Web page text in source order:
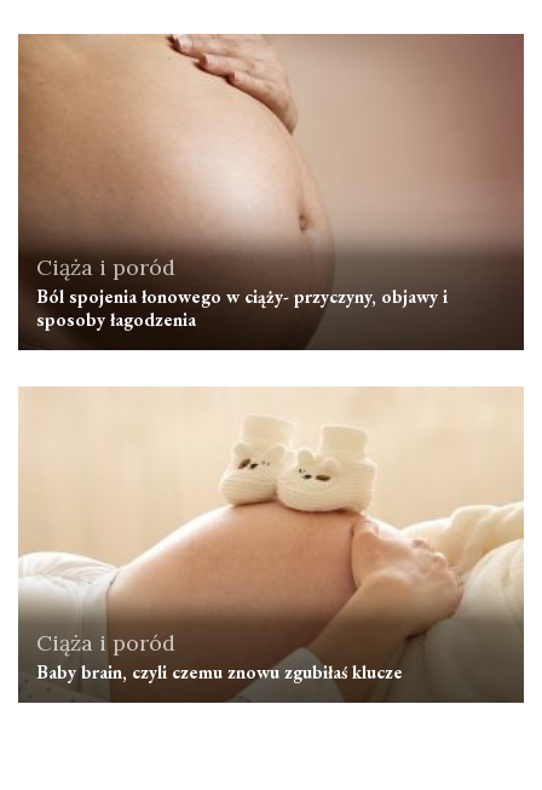
Ciąża i poród
Ból spojenia łonowego w ciąży- przyczyny, objawy i
sposoby łagodzenia
Ciąża i poród
Baby brain, czyli czemu znowu zgubiłaś klucze